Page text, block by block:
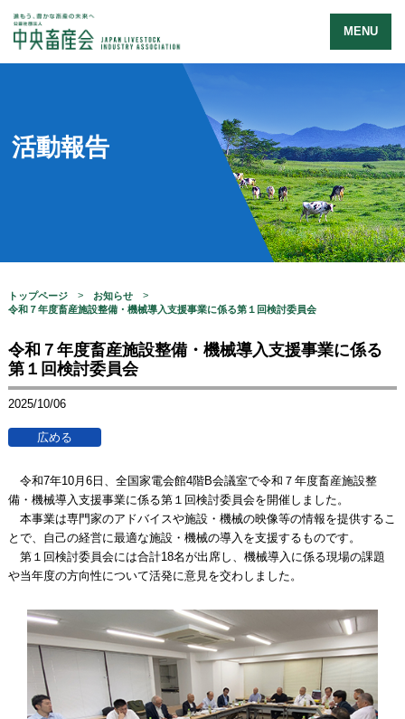
MENU
活動報告
トップページ
お知らせ
令和７年度畜産施設整備・機械導入支援事業に係る第１回検討委員会
令和７年度畜産施設整備・機械導入支援事業に係る
第１回検討委員会
2025/10/06
令和7年10月6日、全国家電会館4階B会議室で令和７年度畜産施設整
備・機械導入支援事業に係る第１回検討委員会を開催しました。
本事業は専門家のアドバイスや施設・機械の映像等の情報を提供するこ
とで、自己の経営に最適な施設・機械の導入を支援するものです。
第１回検討委員会には合計18名が出席し、機械導入に係る現場の課題
や当年度の方向性について活発に意見を交わしました。